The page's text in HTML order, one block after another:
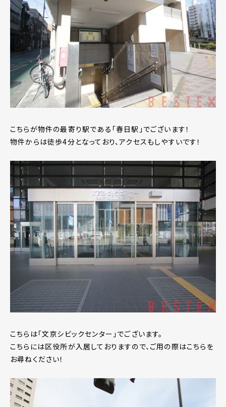
こちらが物件の最寄り駅である「春日駅」でございます！
物件からは徒歩4分となっており、アクセスもしやすいです！
こちらは「文京シビックセンター」でございます。
こちらには区役所が入居しておりますので、ご用の際はこちらを
お尋ねください！